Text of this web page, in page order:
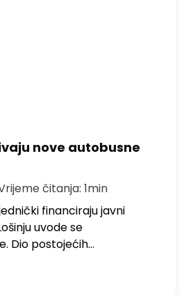
nove autobusne
čitanja: 1min
financiraju javni
uvode se
Dio postojećih…